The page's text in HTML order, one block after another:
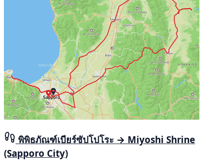
พิพิธภัณฑ์เบียร์ซัปโปโระ → Miyoshi Shrine
(Sapporo City)